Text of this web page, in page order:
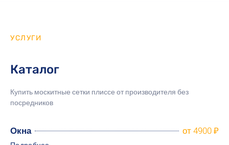
УСЛУГИ
Каталог
Купить москитные сетки плиссе от производителя без
посредников
Окна от 4900 ₽